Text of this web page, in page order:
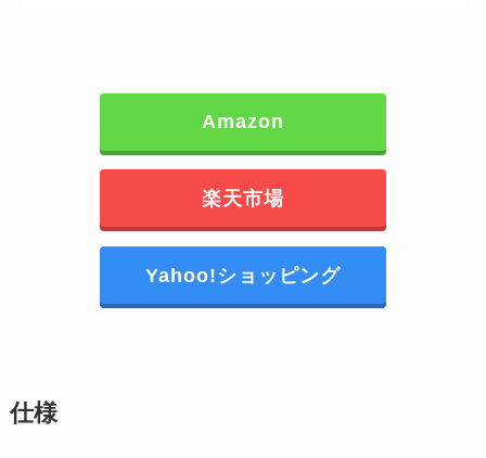
Amazon
楽天市場
Yahoo!ショッピング
仕様